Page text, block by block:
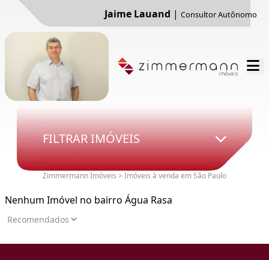
Jaime Lauand | Consultor Autônomo
FILTRAR IMÓVEIS
Zimmermann Imóveis > Imóveis à venda em São Paulo
Nenhum Imóvel no bairro Água Rasa